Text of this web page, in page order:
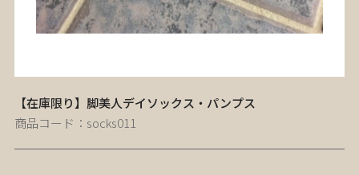
【在庫限り】脚美人デイソックス・パンプス
商品コード：socks011